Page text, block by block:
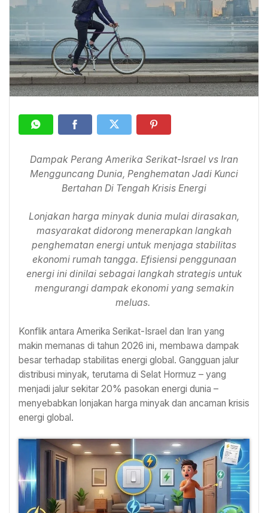
Dampak Perang Amerika Serikat-Israel vs Iran
Mengguncang Dunia, Penghematan Jadi Kunci
Bertahan Di Tengah Krisis Energi
Lonjakan harga minyak dunia mulai dirasakan,
masyarakat didorong menerapkan langkah
penghematan energi untuk menjaga stabilitas
ekonomi rumah tangga. Efisiensi penggunaan
energi ini dinilai sebagai langkah strategis untuk
mengurangi dampak ekonomi yang semakin
meluas.
Konflik antara Amerika Serikat-Israel dan Iran yang
makin memanas di tahun 2026 ini, membawa dampak
besar terhadap stabilitas energi global. Gangguan jalur
distribusi minyak, terutama di Selat Hormuz – yang
menjadi jalur sekitar 20% pasokan energi dunia –
menyebabkan lonjakan harga minyak dan ancaman krisis
energi global.